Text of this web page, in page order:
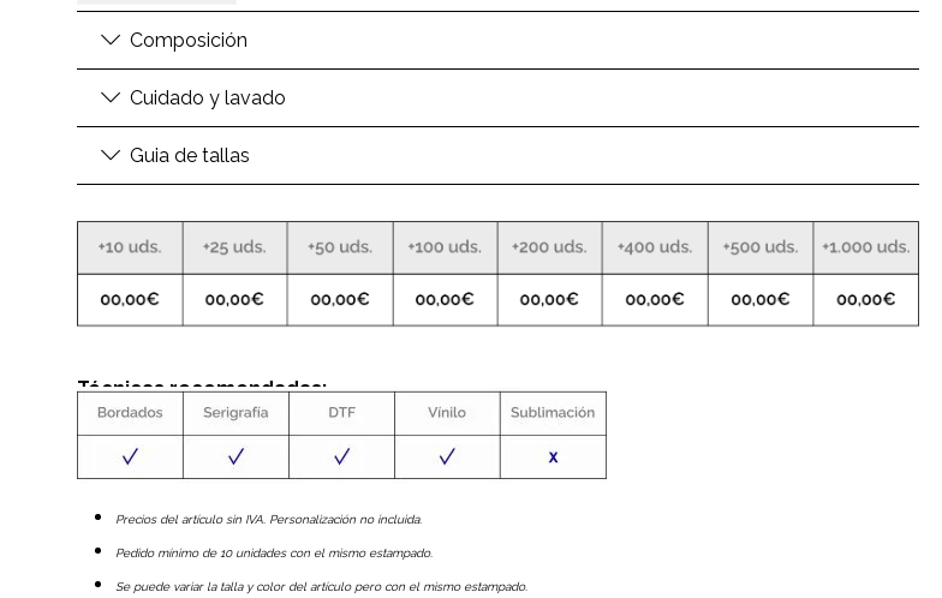
Composición
Cuidado y lavado
Guia de tallas
Técnicas recomendadas:
Precios del artículo sin IVA. Personalización no incluida.
Pedido mínimo de 10 unidades con el mismo estampado.
Se puede variar la talla y color del artículo pero con el mismo estampado.